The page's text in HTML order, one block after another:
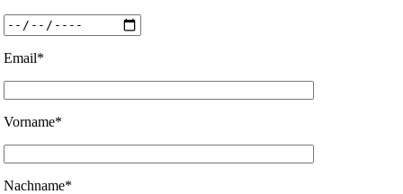
Email*
Vorname*
Nachname*